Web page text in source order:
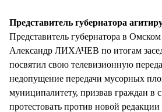
Представитель губернатора
Представитель губернатора в
Александр ЛИХАЧЕВ по итогам
посвятил свою телевизионную
недопущение передачи мусорных
муниципалитету, призвав граждан в
протестовать против новой